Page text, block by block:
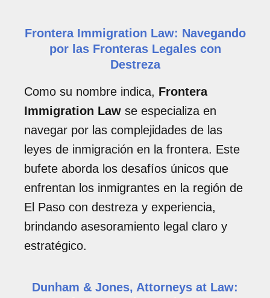
Frontera Immigration Law: Navegando
por las Fronteras Legales con
Destreza
Como su nombre indica, Frontera
Immigration Law se especializa en
navegar por las complejidades de las
leyes de inmigración en la frontera. Este
bufete aborda los desafíos únicos que
enfrentan los inmigrantes en la región de
El Paso con destreza y experiencia,
brindando asesoramiento legal claro y
estratégico.
Dunham & Jones, Attorneys at Law: